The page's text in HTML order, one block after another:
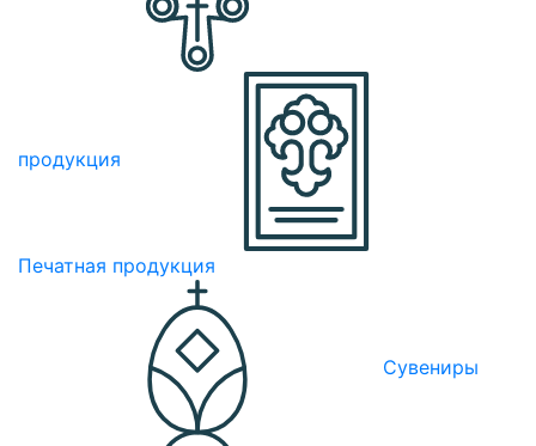
продукция
Печатная продукция
Сувениры